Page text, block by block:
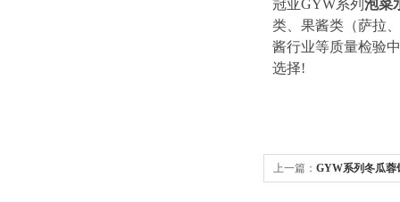
冠亚GYW系列 泡菜
类、果酱类（萨拉
酱行业等质量检验
选择!
上一篇： GYW系列冬瓜蓉